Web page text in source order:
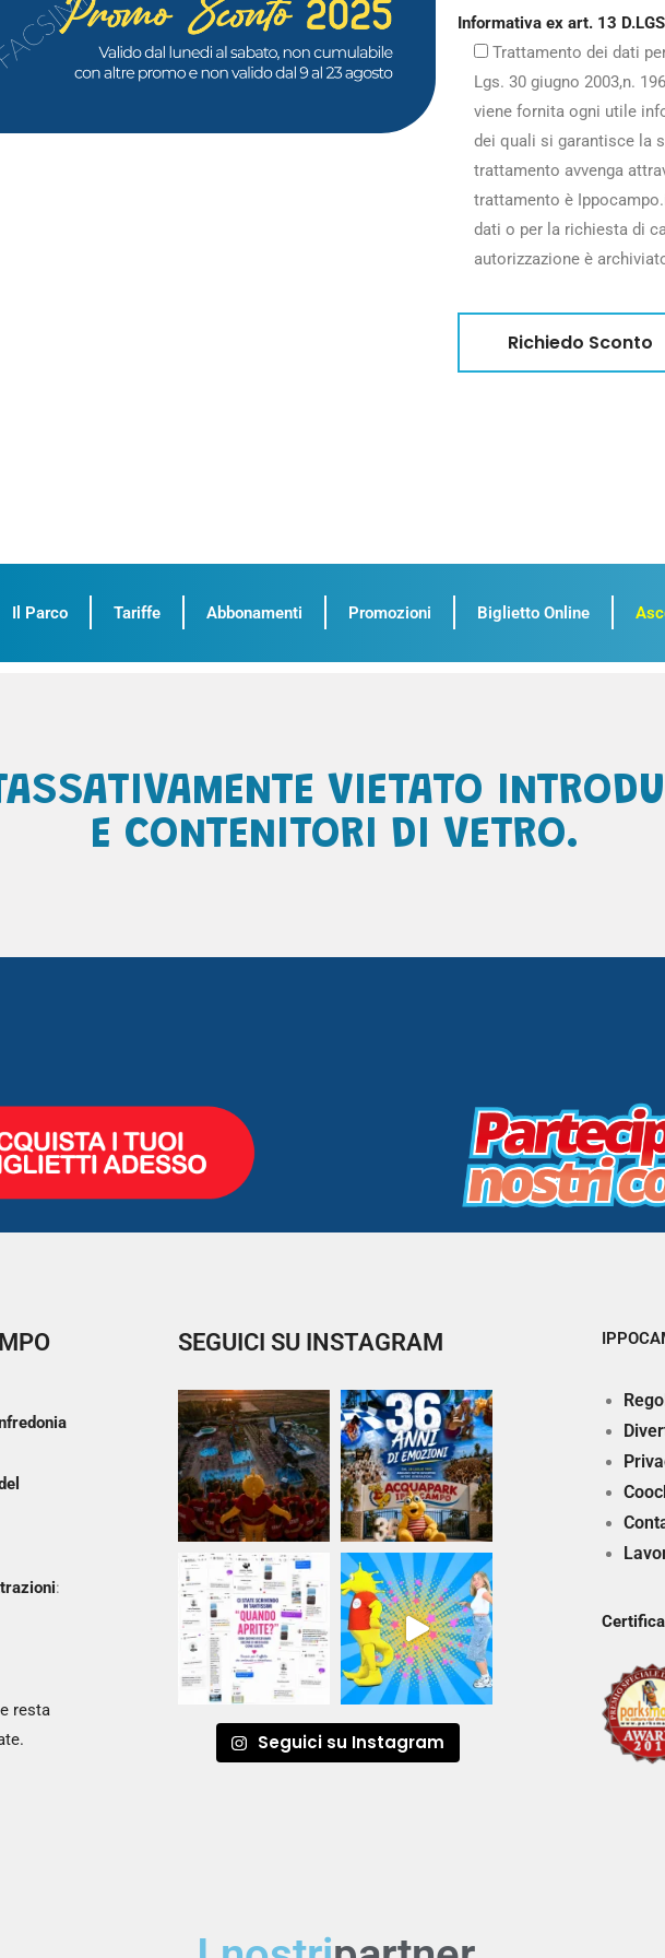
Informativa ex art. 13
Trattamento dei dati
Lgs. 30 giugno 2003,n.
viene fornita ogni utile
dei quali si garantisce la
trattamento avvenga
trattamento è
dati o per la richiesta di
autorizzazione è
Il Parco Tariffe Abbonamenti Promozioni Biglietto Online
VIETATO
E CONTENITORI DI VETRO.
:
resta
SEGUICI SU INSTAGRAM
Seguici su Instagram